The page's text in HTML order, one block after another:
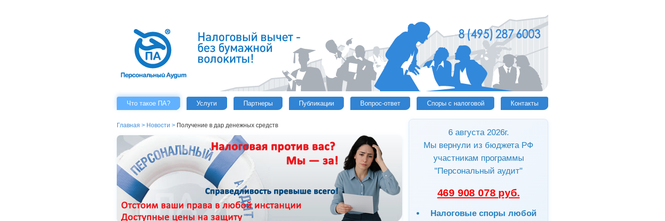
Что такое ПА? Услуги Партнеры Публикации Вопрос-ответ Споры с налоговой Контакты
6 августа 2026г.
Мы вернули из бюджета РФ
участникам программы
"Персональный аудит"
469 908 078 руб.
Налоговые споры любой
Главная > Новости > Получение в дар денежных средств